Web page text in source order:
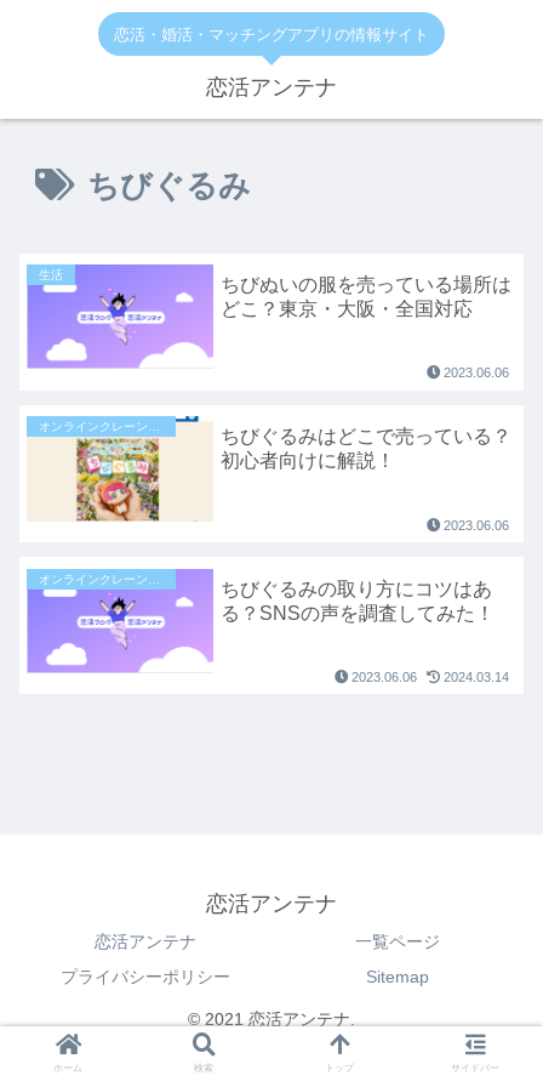
恋活・婚活・マッチングアプリの情報サイト
恋活アンテナ
ちびぐるみ
生活
ちびぬいの服を売っている場所は
どこ？東京・大阪・全国対応
2023.06.06
オンラインクレーンゲーム
ちびぐるみはどこで売っている？
初心者向けに解説！
2023.06.06
ちびぐるみの取り方にコツはあ
る？SNSの声を調査してみた！
2023.06.06 2024.03.14
恋活アンテナ
恋活アンテナ
一覧ページ
プライバシーポリシー
Sitemap
© 2021 恋活アンテナ.
ホーム 検索 トップ サイドバー